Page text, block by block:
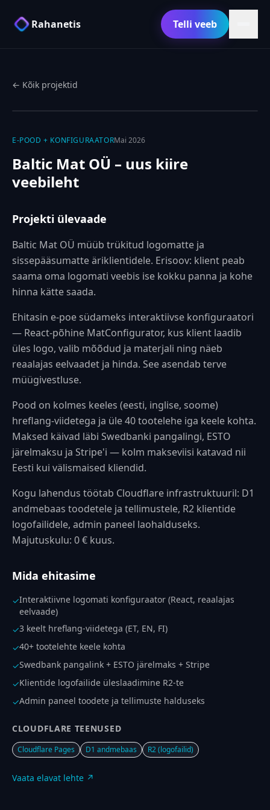
Rahanetis Telli veeb
← Kõik projektid
E-POOD + KONFIGURAATORMai 2026
Baltic Mat OÜ – uus kiire
veebileht
Projekti ülevaade
Baltic Mat OÜ müüb trükitud logomatte ja
sissepääsumatte äriklientidele. Erisoov: klient peab
saama oma logomati veebis ise kokku panna ja kohe
hinna kätte saada.
Ehitasin e-poe südameks interaktiivse konfiguraatori
— React-põhine MatConfigurator, kus klient laadib
üles logo, valib mõõdud ja materjali ning näeb
reaalajas eelvaadet ja hinda. See asendab terve
müügivestluse.
Pood on kolmes keeles (eesti, inglise, soome)
hreflang-viidetega ja üle 40 tootelehe iga keele kohta.
Maksed käivad läbi Swedbanki pangalingi, ESTO
järelmaksu ja Stripe'i — kolm makseviisi katavad nii
Eesti kui välismaised kliendid.
Kogu lahendus töötab Cloudflare infrastruktuuril: D1
andmebaas toodetele ja tellimustele, R2 klientide
logofailidele, admin paneel laohalduseks.
Majutuskulu: 0 € kuus.
Mida ehitasime
✓Interaktiivne logomati konfiguraator (React, reaalajas
eelvaade)
✓3 keelt hreflang-viidetega (ET, EN, FI)
✓40+ tootelehte keele kohta
✓Swedbank pangalink + ESTO järelmaks + Stripe
✓Klientide logofailide üleslaadimine R2-te
✓Admin paneel toodete ja tellimuste halduseks
CLOUDFLARE TEENUSED
Cloudflare Pages D1 andmebaas R2 (logofailid)
Vaata elavat lehte ↗